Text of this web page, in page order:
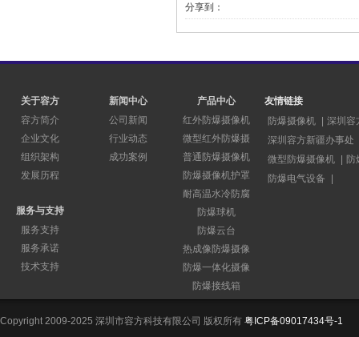
分享到：
关于容方
容方简介
企业文化
组织架构
发展历程
服务与支持
服务支持
服务承诺
技术支持
新闻中心
公司新闻
行业动态
成功案例
产品中心
红外防爆摄像机
微型红外防爆摄
普通防爆摄像机
防爆摄像机护罩
耐高温水冷防腐
防爆球机
防爆云台
热成像防爆摄像
防爆一体化摄像
防爆接线箱
友情链接
防爆摄像机
深圳容
深圳容方新疆办事处
微型防爆摄像机
防
防爆电气设备
Copyright 2009-2025 深圳市容方科技有限公司 版权所有 粤ICP备09017434号-1